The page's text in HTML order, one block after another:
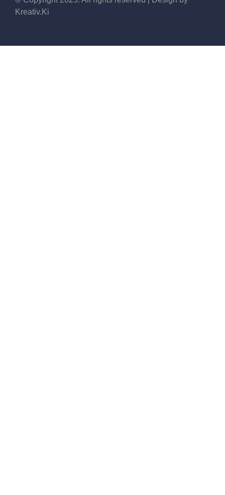
Kreativ.Ki